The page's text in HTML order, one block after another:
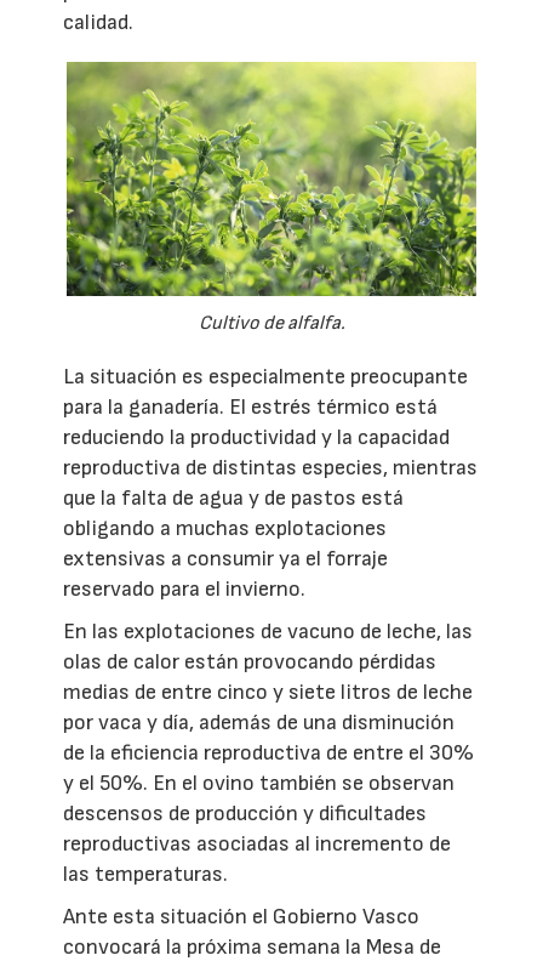
calidad.
Cultivo de alfalfa.
La situación es especialmente preocupante
para la ganadería. El estrés térmico está
reduciendo la productividad y la capacidad
reproductiva de distintas especies, mientras
que la falta de agua y de pastos está
obligando a muchas explotaciones
extensivas a consumir ya el forraje
reservado para el invierno.
En las explotaciones de vacuno de leche, las
olas de calor están provocando pérdidas
medias de entre cinco y siete litros de leche
por vaca y día, además de una disminución
de la eficiencia reproductiva de entre el 30%
y el 50%. En el ovino también se observan
descensos de producción y dificultades
reproductivas asociadas al incremento de
las temperaturas.
Ante esta situación el Gobierno Vasco
convocará la próxima semana la Mesa de